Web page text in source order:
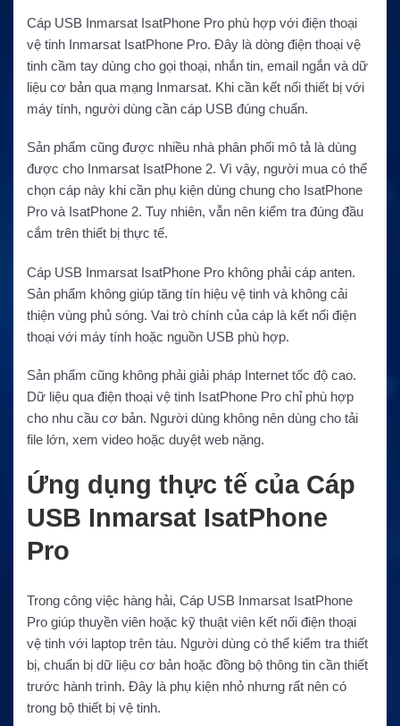
Cáp USB Inmarsat IsatPhone Pro phù hợp với điện thoại
vệ tinh Inmarsat IsatPhone Pro. Đây là dòng điện thoại vệ
tinh cầm tay dùng cho gọi thoại, nhắn tin, email ngắn và dữ
liệu cơ bản qua mạng Inmarsat. Khi cần kết nối thiết bị với
máy tính, người dùng cần cáp USB đúng chuẩn.
Sản phẩm cũng được nhiều nhà phân phối mô tả là dùng
được cho Inmarsat IsatPhone 2. Vì vậy, người mua có thể
chọn cáp này khi cần phụ kiện dùng chung cho IsatPhone
Pro và IsatPhone 2. Tuy nhiên, vẫn nên kiểm tra đúng đầu
cắm trên thiết bị thực tế.
Cáp USB Inmarsat IsatPhone Pro không phải cáp anten.
Sản phẩm không giúp tăng tín hiệu vệ tinh và không cải
thiện vùng phủ sóng. Vai trò chính của cáp là kết nối điện
thoại với máy tính hoặc nguồn USB phù hợp.
Sản phẩm cũng không phải giải pháp Internet tốc độ cao.
Dữ liệu qua điện thoại vệ tinh IsatPhone Pro chỉ phù hợp
cho nhu cầu cơ bản. Người dùng không nên dùng cho tải
file lớn, xem video hoặc duyệt web nặng.
Ứng dụng thực tế của Cáp
USB Inmarsat IsatPhone
Pro
Trong công việc hàng hải, Cáp USB Inmarsat IsatPhone
Pro giúp thuyền viên hoặc kỹ thuật viên kết nối điện thoại
vệ tinh với laptop trên tàu. Người dùng có thể kiểm tra thiết
bị, chuẩn bị dữ liệu cơ bản hoặc đồng bộ thông tin cần thiết
trước hành trình. Đây là phụ kiện nhỏ nhưng rất nên có
trong bộ thiết bị vệ tinh.